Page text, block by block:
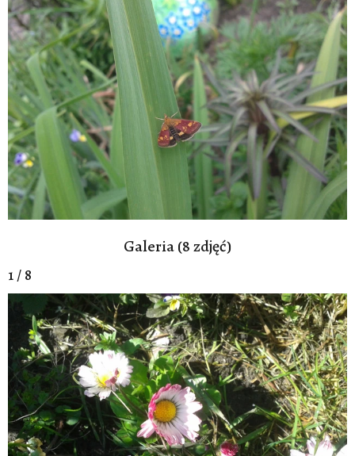
Galeria (8 zdjęć)
1 / 8